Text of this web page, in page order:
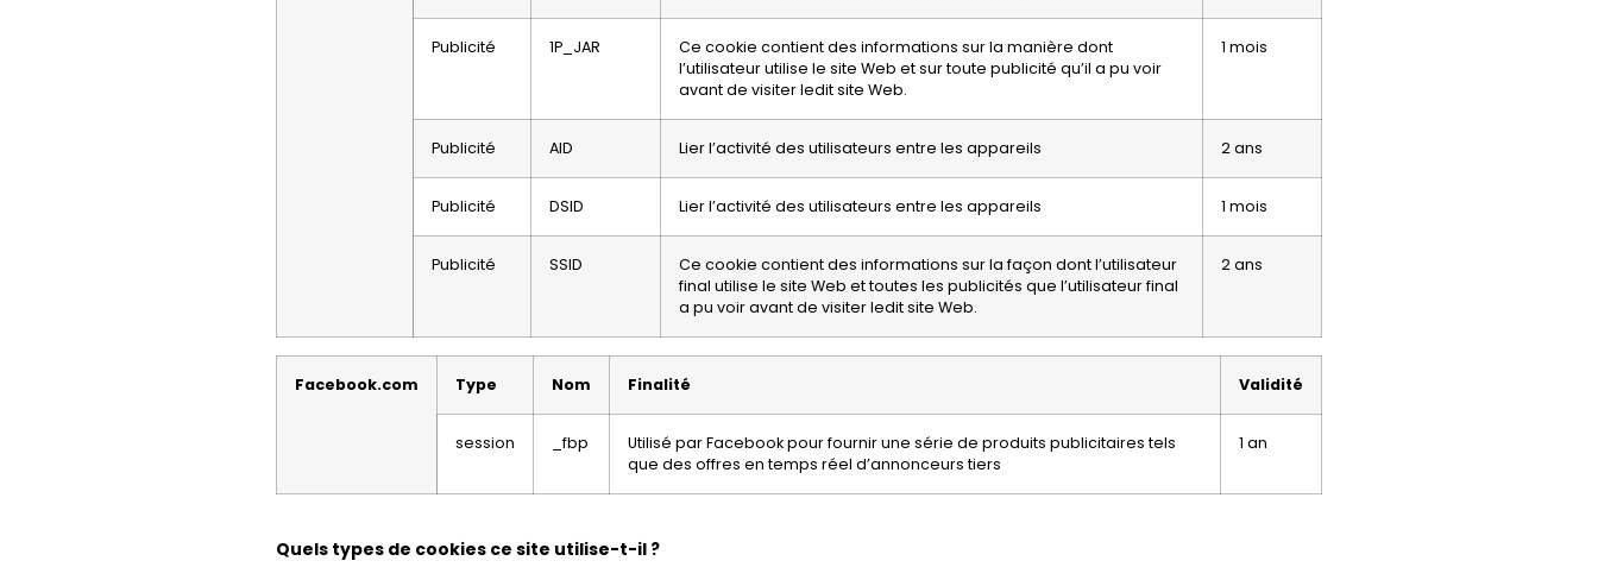
Publicité 1P_JAR
Ce cookie contient des informations sur la manière dont
l’utilisateur utilise le site Web et sur toute publicité qu’il a pu voir
avant de visiter ledit site Web.
1 mois
Publicité AID Lier l’activité des utilisateurs entre les appareils 2 ans
Publicité DSID Lier l’activité des utilisateurs entre les appareils 1 mois
Publicité SSID
Ce cookie contient des informations sur la façon dont l’utilisateur
final utilise le site Web et toutes les publicités que l’utilisateur final
a pu voir avant de visiter ledit site Web.
2 ans
Facebook.com Type Nom Finalité Validité
session _fbp
Utilisé par Facebook pour fournir une série de produits publicitaires tels
que des offres en temps réel d’annonceurs tiers
1 an
Quels types de cookies ce site utilise-t-il ?